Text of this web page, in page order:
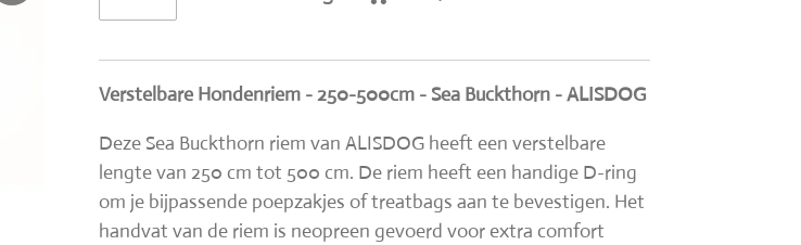
Verstelbare Hondenriem - 250-500cm - Sea Buckthorn - ALISDOG
Deze Sea Buckthorn riem van ALISDOG heeft een verstelbare
lengte van 250 cm tot 500 cm. De riem heeft een handige D-ring
om je bijpassende poepzakjes of treatbags aan te bevestigen. Het
handvat van de riem is neopreen gevoerd voor extra comfort